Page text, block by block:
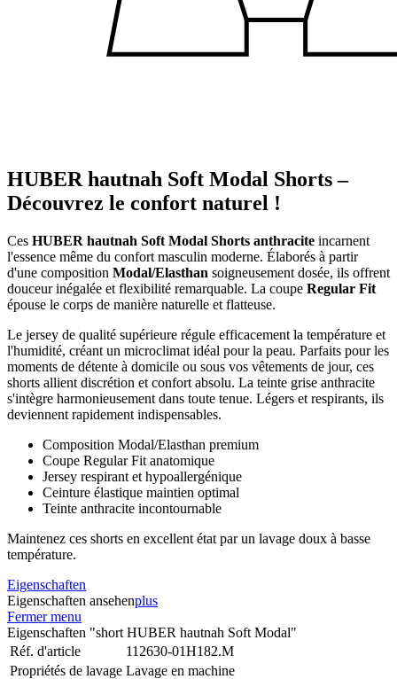
HUBER hautnah Soft Modal Shorts –
Découvrez le confort naturel !
Ces HUBER hautnah Soft Modal Shorts anthracite incarnent
l'essence même du confort masculin moderne. Élaborés à partir
d'une composition Modal/Elasthan soigneusement dosée, ils offrent
douceur inégalée et flexibilité remarquable. La coupe Regular Fit
épouse le corps de manière naturelle et flatteuse.
Le jersey de qualité supérieure régule efficacement la température et
l'humidité, créant un microclimat idéal pour la peau. Parfaits pour les
moments de détente à domicile ou sous vos vêtements de jour, ces
shorts allient discrétion et confort absolu. La teinte grise anthracite
s'intègre harmonieusement dans toute tenue. Légers et respirants, ils
deviennent rapidement indispensables.
Composition Modal/Elasthan premium
Coupe Regular Fit anatomique
Jersey respirant et hypoallergénique
Ceinture élastique maintien optimal
Teinte anthracite incontournable
Maintenez ces shorts en excellent état par un lavage doux à basse
température.
Eigenschaften
Eigenschaften ansehenplus
Fermer menu
Eigenschaften "short HUBER hautnah Soft Modal"
Réf. d'article
112630-01H182.M
Propriétés de lavage Lavage en machine